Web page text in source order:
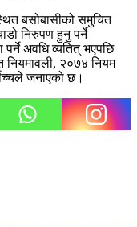
बसोबासीको समुचित
निरुपण हुनु पर्ने
पर्ने अवधि व्यतित् भएपछि
नियमावली, २०७४ नियम
जनाएको छ।